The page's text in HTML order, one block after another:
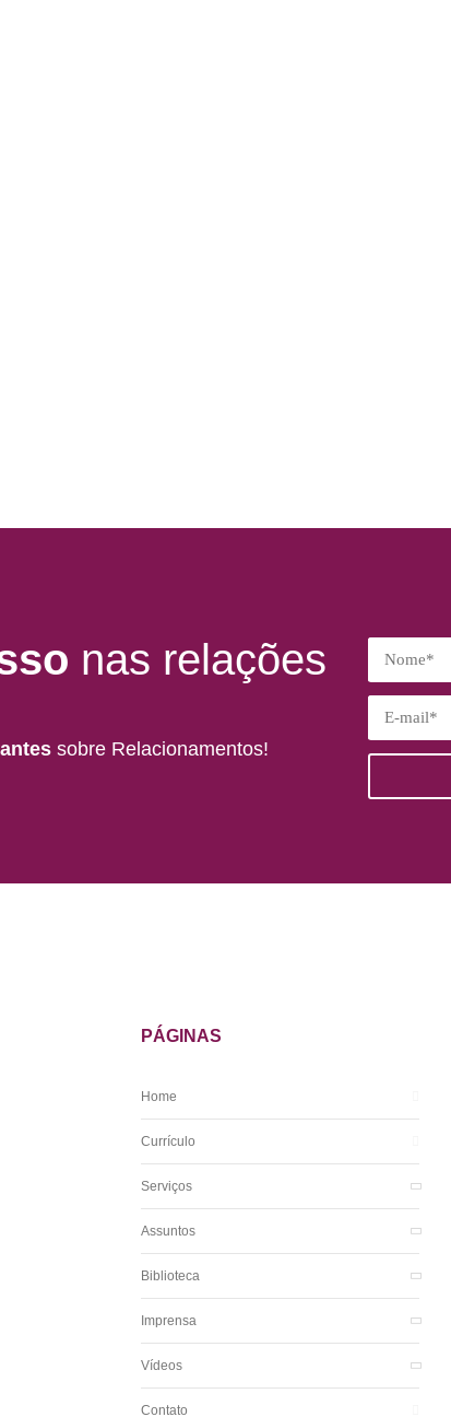
nas relações
sobre Relacionamentos!
PÁGINAS
Home
Currículo
Serviços
Assuntos
Biblioteca
Imprensa
Vídeos
Contato